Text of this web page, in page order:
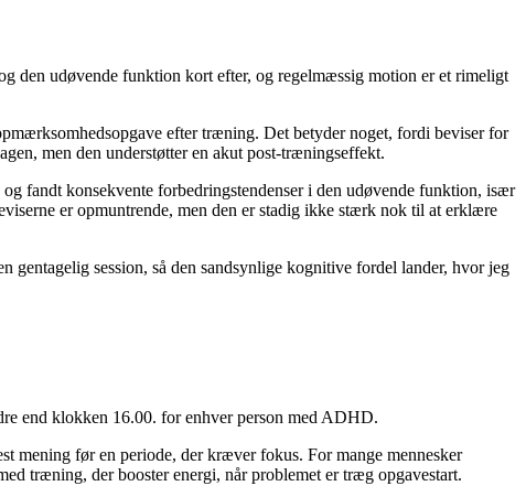
den udøvende funktion kort efter, og regelmæssig motion er et rimeligt
efter træning. Det betyder noget, fordi beviser for
men den understøtter en akut post-træningseffekt.
fandt konsekvente forbedringstendenser i den udøvende funktion, især
er opmuntrende, men den er stadig ikke stærk nok til at erklære
session, så den sandsynlige kognitive fordel lander, hvor jeg
end klokken 16.00. for enhver person med ADHD.
mening før en periode, der kræver fokus. For mange mennesker
træning, der booster energi, når problemet er træg opgavestart.